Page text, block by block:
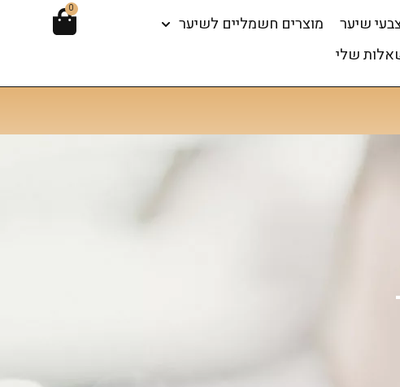
שיער
מוצרים חשמליים לשיער
שלי
0